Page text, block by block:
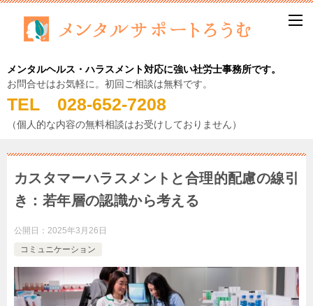
メンタルヘルス・ハラスメント対応に強い社労士事務所です。
お問合せはお気軽に。初回ご相談は無料です。
TEL 028-652-7208
（個人的な内容の無料相談はお受けしておりません）
カスタマーハラスメントと合理的配慮の線引
き：若年層の認識から考える
公開日： 2025年3月26日
コミュニケーション